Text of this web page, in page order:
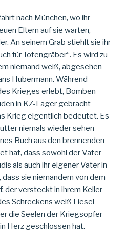
nach München, wo ihr
Eltern auf sie warten,
An seinem Grab stiehlt sie ihr
für Totengräber“. Es wird zu
niemand weiß, abgesehen
Hubermann. Während
Krieges erlebt, Bomben
in KZ-Lager gebracht
Krieg eigentlich bedeutet. Es
niemals wieder sehen
Buch aus den brennenden
hat, dass sowohl der Vater
als auch ihr eigener Vater in
sie niemandem von dem
der versteckt in ihrem Keller
Schreckens weiß Liesel
die Seelen der Kriegsopfer
Herz geschlossen hat.